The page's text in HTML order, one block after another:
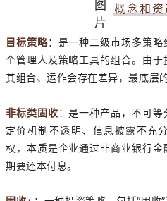
概念和资
目标策略：是一种二级市场多策
个管理人及策略工具的组合。由于
其组合、运作会存在差异，最底层
非标类固收：是一种产品，不可等
定价机制不透明、信息披露不充
权，本质是企业通过非商业银行
期要还本付息。